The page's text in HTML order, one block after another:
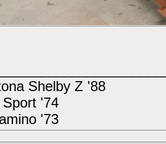
Shelby Z '88
Sport '74
'73